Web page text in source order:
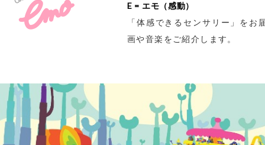
E = エモ（感動）
「体感できるセンサリー」をお
画や音楽をご紹介します。